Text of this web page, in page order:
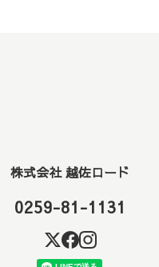
株式会社 越佐ロード
0259-81-1131